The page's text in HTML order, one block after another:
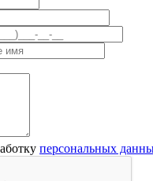
персональныx